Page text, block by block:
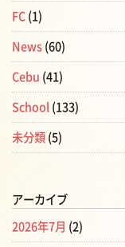
FC (1)
News (60)
Cebu (41)
School (133)
未分類 (5)
アーカイブ
2026年7月 (2)